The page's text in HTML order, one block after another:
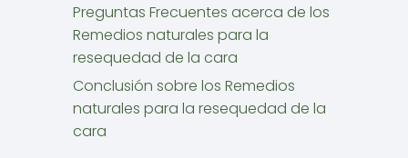
Preguntas Frecuentes acerca de los
Remedios naturales para la
resequedad de la cara
Conclusión sobre los Remedios
naturales para la resequedad de la
cara